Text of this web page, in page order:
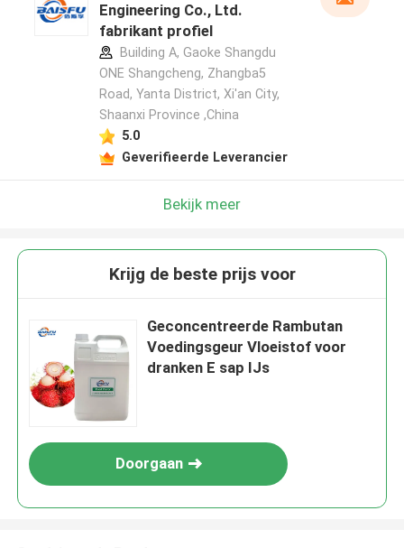
Engineering Co., Ltd.
fabrikant profiel
Building A, Gaoke Shangdu
ONE Shangcheng, Zhangba5
Road, Yanta District, Xi'an City,
Shaanxi Province ,China
5.0
Geverifieerde Leverancier
Bekijk meer
Krijg de beste prijs voor
Geconcentreerde Rambutan
Voedingsgeur Vloeistof voor
dranken E sap IJs
Doorgaan